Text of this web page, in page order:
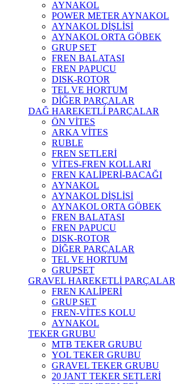
AYNAKOL
POWER METER AYNAKOL
AYNAKOL DİŞLİSİ
AYNAKOL ORTA GÖBEK
GRUP SET
FREN BALATASI
FREN PAPUCU
DISK-ROTOR
TEL VE HORTUM
DİĞER PARÇALAR
DAĞ HAREKETLİ PARÇALAR
ÖN VİTES
ARKA VİTES
RUBLE
FREN SETLERİ
VİTES-FREN KOLLARI
FREN KALİPERİ-BACAĞI
AYNAKOL
AYNAKOL DİŞLİSİ
AYNAKOL ORTA GÖBEK
FREN BALATASI
FREN PAPUCU
DISK-ROTOR
DİĞER PARÇALAR
TEL VE HORTUM
GRUPSET
GRAVEL HAREKETLİ PARÇALAR
FREN KALİPERİ
GRUP SET
FREN-VİTES KOLU
AYNAKOL
TEKER GRUBU
MTB TEKER GRUBU
YOL TEKER GRUBU
GRAVEL TEKER GRUBU
20 JANT TEKER SETLERİ